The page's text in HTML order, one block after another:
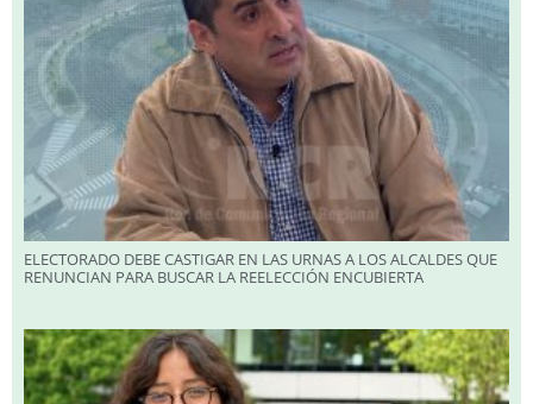
ELECTORADO DEBE CASTIGAR EN LAS URNAS A LOS ALCALDES QUE
RENUNCIAN PARA BUSCAR LA REELECCIÓN ENCUBIERTA